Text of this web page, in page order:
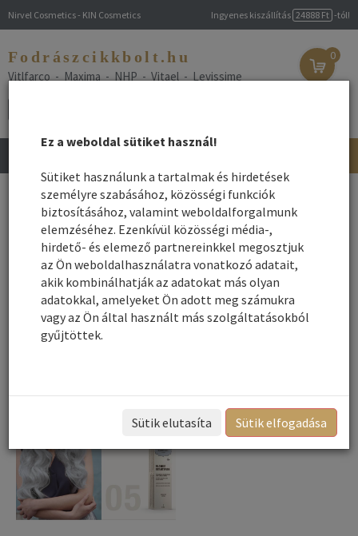
Nirvel Cosmetics - KIN Cosmetics Ingyenes kiszállítás 24888 Ft -tól!
Fodrászcikkbolt.hu
Vitlfarco - Maxima - NHP - Vitael - Levissime
0
navigation
Hajápolási márka információk
Hajápolási termékeink a lehető legjobb minőséget kínáló gyártóktól
származnak, melyekhez kedvező árak is párosulnak. A márkák
megtekintéséhez haladjon tovább az almenüpontok felé!
Így védd bőrödet frizurádat nyáron!
Ez a weboldal sütiket használ!
Sütiket használunk a tartalmak és hirdetések
személyre szabásához, közösségi funkciók
biztosításához, valamint weboldalforgalmunk
elemzéséhez. Ezenkívül közösségi média-,
hirdető- és elemező partnereinkkel megosztjuk
az Ön weboldalhasználatra vonatkozó adatait,
akik kombinálhatják az adatokat más olyan
adatokkal, amelyeket Ön adott meg számukra
vagy az Ön által használt más szolgáltatásokból
gyűjtöttek.
Sütik elutasíta Sütik elfogadása